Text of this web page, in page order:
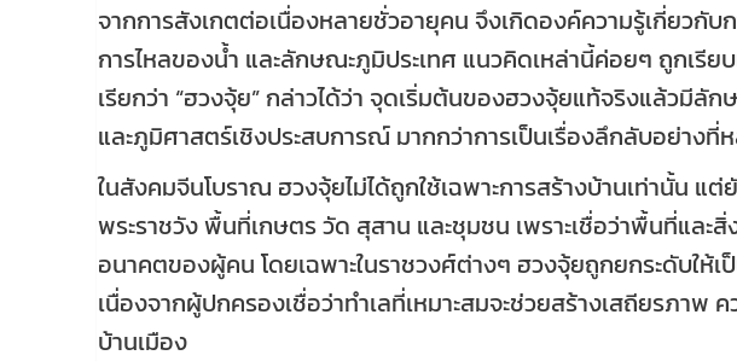
จากการสังเกตต่อเนื่องหลายชั่วอายุคน จึงเกิดองค์ความรู้เกี่ยวกับ
การไหลของน้ำ และลักษณะภูมิประเทศ แนวคิดเหล่านี้ค่อยๆ ถูกเรี
เรียกว่า “ฮวงจุ้ย” กล่าวได้ว่า จุดเริ่มต้นของฮวงจุ้ยแท้จริงแล้วมี
และภูมิศาสตร์เชิงประสบการณ์ มากกว่าการเป็นเรื่องลึกลับอย่างที่ห
ในสังคมจีนโบราณ ฮวงจุ้ยไม่ได้ถูกใช้เฉพาะการสร้างบ้านเท่านั้น แ
พระราชวัง พื้นที่เกษตร วัด สุสาน และชุมชน เพราะเชื่อว่าพื้นที่แล
อนาคตของผู้คน โดยเฉพาะในราชวงศ์ต่างๆ ฮวงจุ้ยถูกยกระดับให้
เนื่องจากผู้ปกครองเชื่อว่าทำเลที่เหมาะสมจะช่วยสร้างเสถียรภา
บ้านเมือง